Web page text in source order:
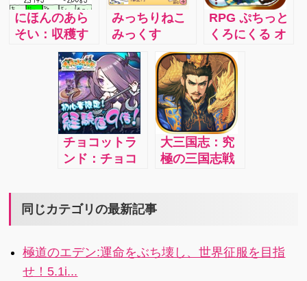
しドラゴンを
倒しレアユニ
ットをゲッ
ト！初心者で
も簡単プレ
イ！
ろう』『ピさ
ぶろう』とい
う名前の、よ
く見ないとさ
っぱり違いの
判らない黄色
いひよこだけ
しかいませ
ん。
にほんのあら
そい：収穫す
る自分の県の
特産品からＪ
（ＪＡＰＡ
Ｎ）を稼ぎ取
って隣県の特
産品も手に入
れるというゲ
ーム。ちらっ
オマージュも
す。
みっちりねこ
みっくす
【vol.6】:『は
じめての日
記』攻略☆飛
んで・はじけ
てぼくらのヒ
ーロー！はっ
ちゃけねこた
ちの巻
RPG ぷちっと
くろにくる オ
ンライン：可
愛いプチキャ
ラを動かし広
大な大地を駆
け廻ろう!
チョコットラ
ンド：チョコ
作で 誰でも気
RPG！スタミ
ナなしでプレ
大三国志：究
極の三国志戦
同じカテゴリの最新記事
極道のエデン:運命をぶち壊し、世界征服を目指
せ！5.1i...